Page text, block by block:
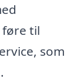
til
som